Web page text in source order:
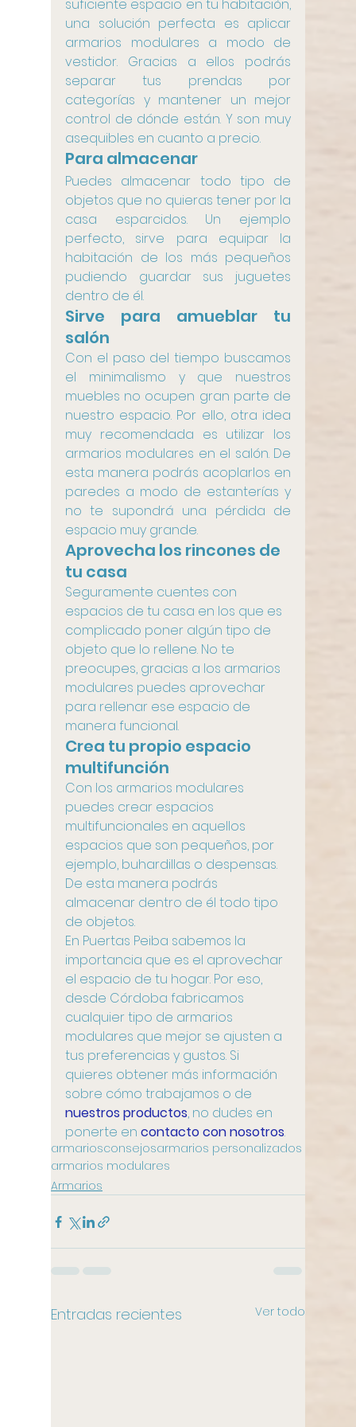
suficiente espacio en tu habitación,
una solución perfecta es aplicar
armarios modulares a modo de
vestidor. Gracias a ellos podrás
separar tus prendas por
categorías y mantener un mejor
control de dónde están. Y son muy
asequibles en cuanto a precio.
Para almacenar
Puedes almacenar todo tipo de
objetos que no quieras tener por la
casa esparcidos. Un ejemplo
perfecto, sirve para equipar la
habitación de los más pequeños
pudiendo guardar sus juguetes
dentro de él.
Sirve para amueblar tu
salón
Con el paso del tiempo buscamos
el minimalismo y que nuestros
muebles no ocupen gran parte de
nuestro espacio. Por ello, otra idea
muy recomendada es utilizar los
armarios modulares en el salón. De
esta manera podrás acoplarlos en
paredes a modo de estanterías y
no te supondrá una pérdida de
espacio muy grande.
Aprovecha los rincones de
tu casa
Seguramente cuentes con
espacios de tu casa en los que es
complicado poner algún tipo de
objeto que lo rellene. No te
preocupes, gracias a los armarios
modulares puedes aprovechar
para rellenar ese espacio de
manera funcional.
Crea tu propio espacio
multifunción
Con los armarios modulares
puedes crear espacios
multifuncionales en aquellos
espacios que son pequeños, por
ejemplo, buhardillas o despensas.
De esta manera podrás
almacenar dentro de él todo tipo
de objetos.
En Puertas Peiba sabemos la
importancia que es el aprovechar
el espacio de tu hogar. Por eso,
desde Córdoba fabricamos
cualquier tipo de armarios
modulares que mejor se ajusten a
tus preferencias y gustos. Si
quieres obtener más información
sobre cómo trabajamos o de
nuestros productos, no dudes en
ponerte en contacto con nosotros.
armariosconsejosarmarios personalizados
armarios modulares
Armarios
Entradas recientes Ver todo